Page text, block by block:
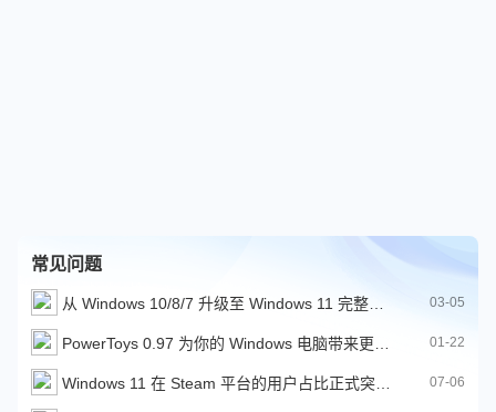
常见问题
03-05
01-22
07-06